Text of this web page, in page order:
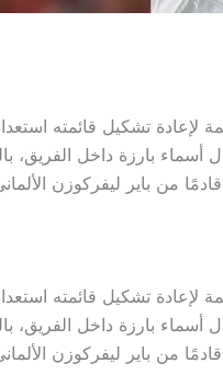
لإعادة تشكيل قائمته
قد تطال أسماء بارزة داخل الفريق،
من باير ليفركوزن
لإعادة تشكيل قائمته
قد تطال أسماء بارزة داخل الفريق،
من باير ليفركوزن